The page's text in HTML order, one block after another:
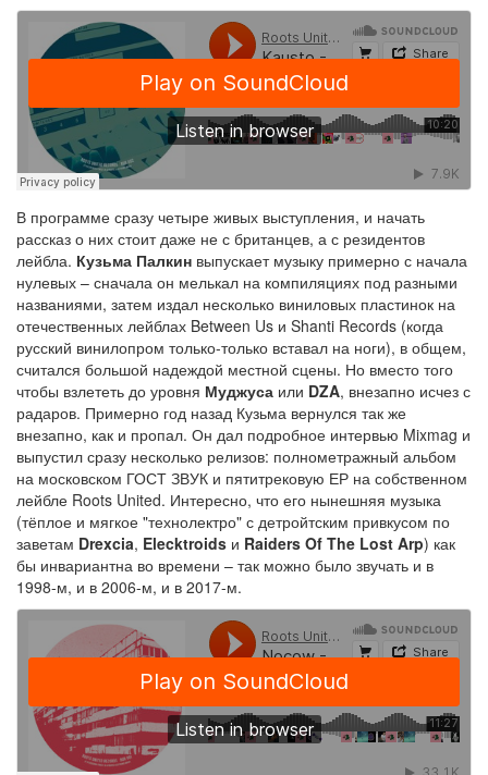
В программе сразу четыре живых выступления, и начать
рассказ о них стоит даже не с британцев, а с резидентов
лейбла. Кузьма Палкин выпускает музыку примерно с начала
нулевых – сначала он мелькал на компиляциях под разными
названиями, затем издал несколько виниловых пластинок на
отечественных лейблах Between Us и Shanti Records (когда
русский винилопром только-только вставал на ноги), в общем,
считался большой надеждой местной сцены. Но вместо того
чтобы взлететь до уровня Муджуса или DZA, внезапно исчез с
радаров. Примерно год назад Кузьма вернулся так же
внезапно, как и пропал. Он дал подробное интервью Mixmag и
выпустил сразу несколько релизов: полнометражный альбом
на московском ГОСТ ЗВУК и пятитрековую ЕР на собственном
лейбле Roots United. Интересно, что его нынешняя музыка
(тёплое и мягкое "технолектро" с детройтским привкусом по
заветам Drexcia, Elecktroids и Raiders Of The Lost Arp) как
бы инвариантна во времени – так можно было звучать и в
1998-м, и в 2006-м, и в 2017-м.